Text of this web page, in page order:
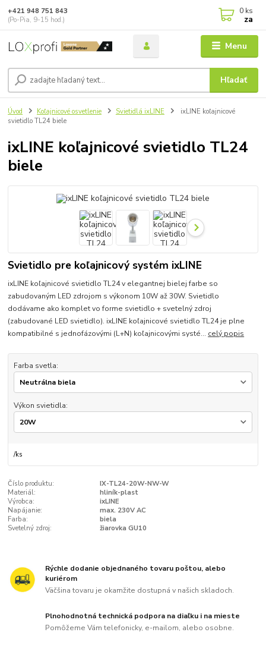
Menu
Hľadať
+421 948 751 843
(Po-Pia, 9-15 hod.)
0 ks
za
Úvod Koľajnicové osvetlenie Svietidlá ixLINE
ixLINE koľajnicové
svietidlo TL24 biele
ixLINE koľajnicové svietidlo TL24
biele
Svietidlo pre koľajnicový systém ixLINE
ixLINE koľajnicové svietidlo TL24 v elegantnej bielej farbe so
zabudovaným LED zdrojom s výkonom 10W až 30W. Svietidlo
dodávame ako komplet vo forme svietidlo + svetelný zdroj
(zabudované LED svietidlo). ixLINE koľajnicové svietidlo TL24 je plne
kompatibilné s jednofázovými (L+N) koľajnicovými systé... celý popis
Farba svetla:
Výkon svietidla:
/ks
Číslo produktu:
IX-TL24-20W-NW-W
Materiál:
hliník-plast
Výrobca:
ixLINE
Napájanie:
max. 230V AC
Farba:
biela
Svetelný zdroj:
žiarovka GU10
Rýchle dodanie objednaného tovaru poštou, alebo
kuriérom
Väčšina tovaru je okamžite dostupná v našich skladoch.
Plnohodnotná technická podpora na diaľku i na mieste
Pomôžeme Vám telefonicky, e-mailom, alebo osobne.